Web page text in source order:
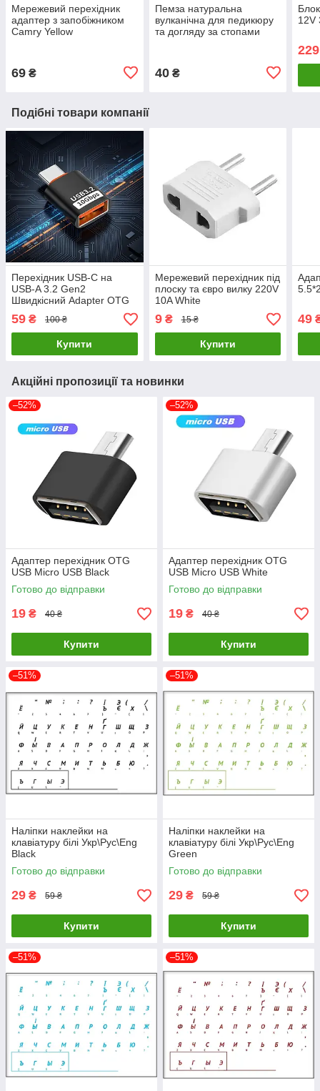
Мережевий перехідник
адаптер з запобіжником
Camry Yellow
69 ₴
Пемза натуральна
вулканічна для педикюру
та догляду за стопами
40₴
12V
229
Подібні товари компанії
Перехідник USB-C на
USB-A 3.2 Gen2
Швидкісний Adapter OTG
10Gbps для MacBook,
ноутбука, смартфона,
планшета
59 ₴ 100 ₴
Купити
Мережевий перехідник під
плоску та євро вилку 220V
10A White
9₴ 15 ₴
Купити
49
Акційні пропозиції та новинки
–52%
Адаптер перехідник OTG
USB Micro USB Black
Готово до відправки
19 ₴ 40 ₴
Купити
–52%
Адаптер перехідник OTG
USB Micro USB White
Готово до відправки
19 ₴ 40 ₴
Купити
–51%
Наліпки наклейки на
клавіатуру білі Укр\Рус\Eng
Black
Готово до відправки
29 ₴ 59 ₴
Купити
–51%
Наліпки наклейки на
клавіатуру білі Укр\Рус\Eng
Green
Готово до відправки
29 ₴ 59 ₴
Купити
–51% –51%